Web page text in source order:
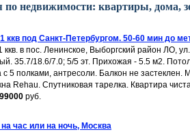
по недвижимости: квартиры, дома,
ккв под Санкт-Петербургом. 50-60 мин до
ккв. в пос. Ленинское, Выборгский район ЛО,
35.7/18.6/7.0; 5/5 эт. Прихожая - 5.5 м2.
с 5 полками, антресоли. Балкон не застеклен.
Rehau. Спутниковая тарелка. Квартира
руб.
на час или на ночь, Москва